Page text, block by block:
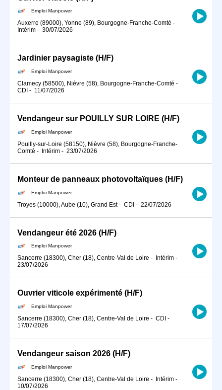
Emploi Manpower
Auxerre (89000), Yonne (89), Bourgogne-Franche-Comté -
Intérim - 30/07/2026
Jardinier paysagiste (H/F)
Emploi Manpower
Clamecy (58500), Nièvre (58), Bourgogne-Franche-Comté -
CDI - 11/07/2026
Vendangeur sur POUILLY SUR LOIRE (H/F)
Emploi Manpower
Pouilly-sur-Loire (58150), Nièvre (58), Bourgogne-Franche-
Comté - Intérim - 23/07/2026
Monteur de panneaux photovoltaïques (H/F)
Emploi Manpower
Troyes (10000), Aube (10), Grand Est- CDI - 22/07/2026
Vendangeur été 2026 (H/F)
Emploi Manpower
Sancerre (18300), Cher (18), Centre-Val de Loire - Intérim -
23/07/2026
Ouvrier viticole expérimenté (H/F)
Emploi Manpower
Sancerre (18300), Cher (18), Centre-Val de Loire - CDI -
17/07/2026
Vendangeur saison 2026 (H/F)
Emploi Manpower
Sancerre (18300), Cher (18), Centre-Val de Loire - Intérim -
10/07/2026